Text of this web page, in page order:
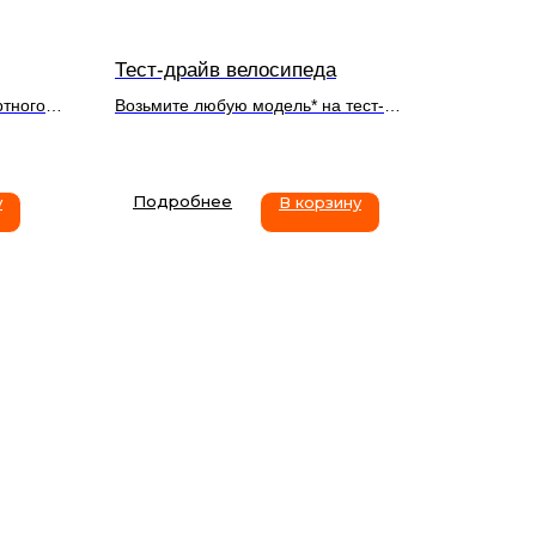
Тест-драйв велосипеда
Возьмите любую модель* на тест-
Подробнее В корзину